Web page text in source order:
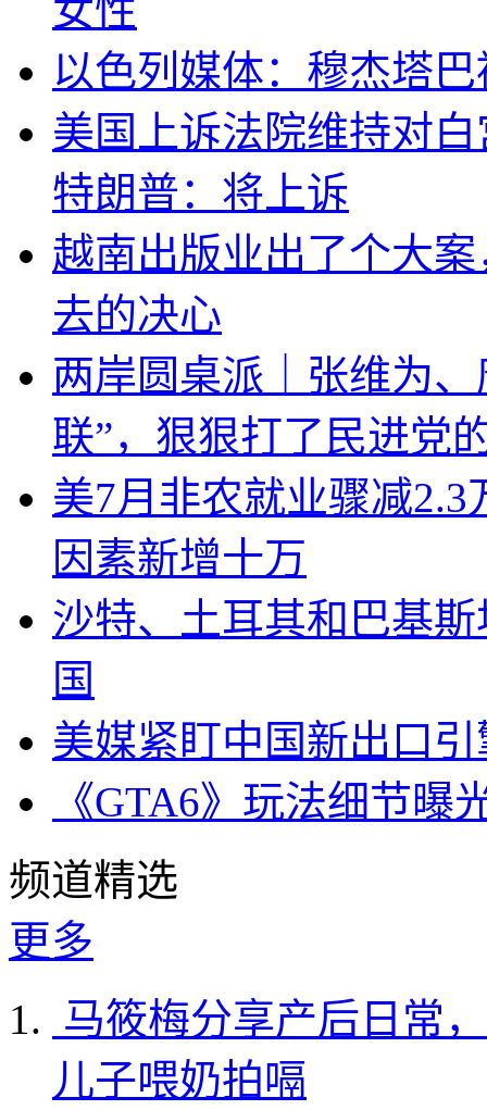
女性
以色列媒体：穆杰塔
美国上诉法院维持对
特朗普：将上诉
越南出版业出了个大
去的决心
两岸圆桌派｜张维为
联”，狠狠打了民进党
美7月非农就业骤减
因素新增十万
沙特、土耳其和巴基
国
美媒紧盯中国新出口
《GTA6》玩法细节
频道精选
更多
马筱梅分享产后日常
儿子喂奶拍嗝